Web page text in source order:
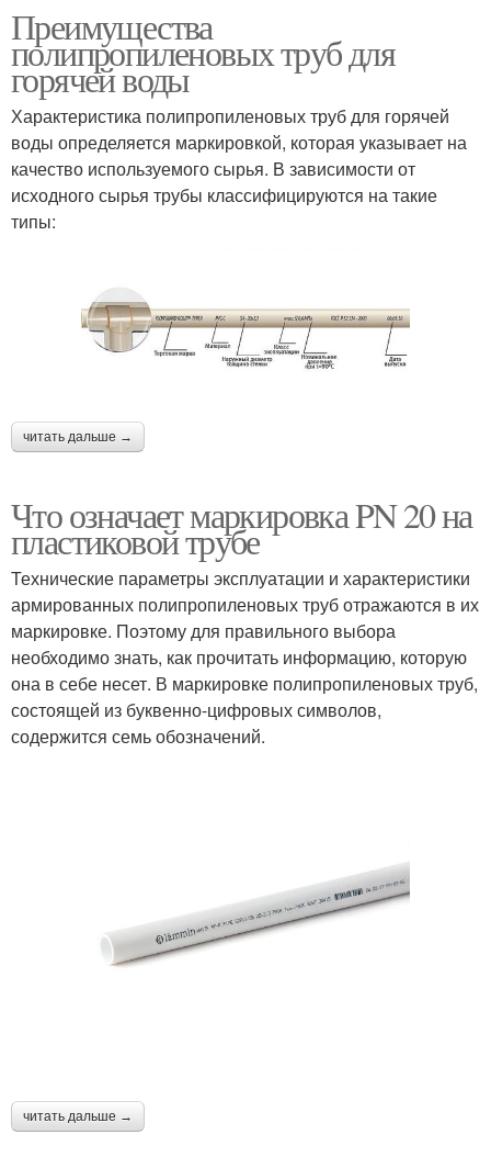
Преимущества
полипропиленовых труб для
горячей воды
Характеристика полипропиленовых труб для горячей
воды определяется маркировкой, которая указывает на
качество используемого сырья. В зависимости от
исходного сырья трубы классифицируются на такие
типы:
читать дальше →
Что означает маркировка PN 20 на
пластиковой трубе
Технические параметры эксплуатации и характеристики
армированных полипропиленовых труб отражаются в их
маркировке. Поэтому для правильного выбора
необходимо знать, как прочитать информацию, которую
она в себе несет. В маркировке полипропиленовых труб,
состоящей из буквенно-цифровых символов,
содержится семь обозначений.
читать дальше →